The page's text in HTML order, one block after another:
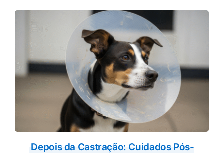
Depois da Castração: Cuidados Pós-